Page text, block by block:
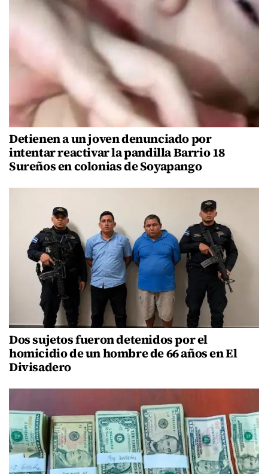
Detienen a un joven denunciado por
intentar reactivar la pandilla Barrio 18
Sureños en colonias de Soyapango
Dos sujetos fueron detenidos por el
homicidio de un hombre de 66 años en El
Divisadero